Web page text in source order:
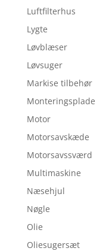
Luftfilterhus
Lygte
Løvblæser
Løvsuger
Markise tilbehør
Monteringsplade
Motor
Motorsavskæde
Motorsavssværd
Multimaskine
Næsehjul
Nøgle
Olie
Oliesugersæt